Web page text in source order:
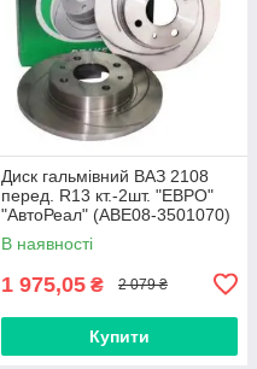
Диск гальмівний ВАЗ 2108
перед. R13 кт.-2шт. "ЕВРО"
"АвтоРеал" (АВЕ08-3501070)
В наявності
1 975,05 ₴ 2 079 ₴
Купити